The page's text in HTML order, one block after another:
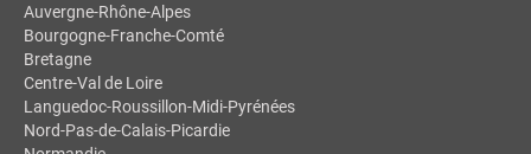
Auvergne-Rhône-Alpes
Bourgogne-Franche-Comté
Bretagne
Centre-Val de Loire
Languedoc-Roussillon-Midi-Pyrénées
Nord-Pas-de-Calais-Picardie